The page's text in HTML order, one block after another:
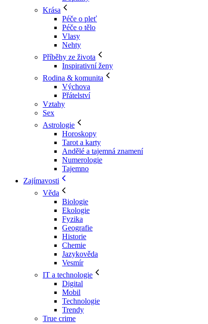
Krása
Péče o pleť
Péče o tělo
Vlasy
Nehty
Příběhy ze života
Inspirativní ženy
Rodina & komunita
Výchova
Přátelství
Vztahy
Sex
Astrologie
Horoskopy
Tarot a karty
Andělé a tajemná znamení
Numerologie
Tajemno
Zajímavosti
Věda
Biologie
Ekologie
Fyzika
Geografie
Historie
Chemie
Jazykověda
Vesmír
IT a technologie
Digital
Mobil
Technologie
Trendy
True crime